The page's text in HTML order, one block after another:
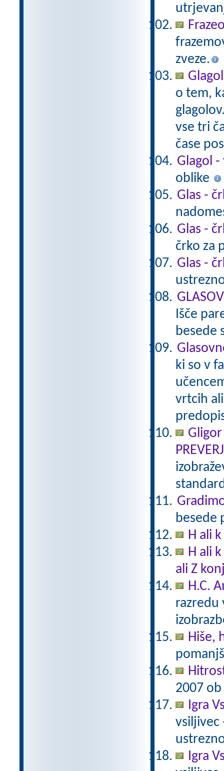
zveze.
o tem,
vse tri
čase
Glagol -
oblike
Glas -
Glas -
črko za
Glas -
Išče
besede
ki so v
vrtcih
besede
H ali k
H ali
ali Z
H.C.
razredu
Hiše,
2007
Igra
vsiljivec
Igra